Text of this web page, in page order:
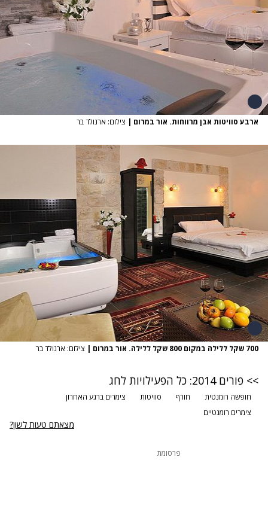
ארבע סוויטות אבן מרווחות. אור במרום | צילום: ארנולד בר
700 שקל ללילה במקום 800 שקל ללילה. אור במרום | צילום: ארנולד בר
>> פורים 2014: כל הפעילויות לחג
חופשה רומנטית חורף סוויטות
צימרים ברגע האחרון
צימרים רומנטיים
מצאתם טעות לשון?
פרסומת